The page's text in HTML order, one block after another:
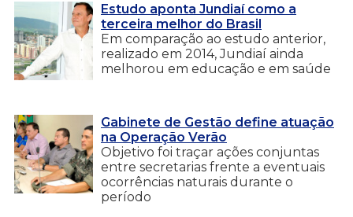
Estudo aponta Jundiaí como a
terceira melhor do Brasil
Em comparação ao estudo anterior,
realizado em 2014, Jundiaí ainda
melhorou em educação e em saúde
Gabinete de Gestão define atuação
na Operação Verão
Objetivo foi traçar ações conjuntas
entre secretarias frente a eventuais
ocorrências naturais durante o
período